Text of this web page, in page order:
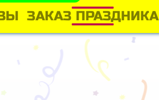
ЗАКАЗ ПРАЗДНИКА